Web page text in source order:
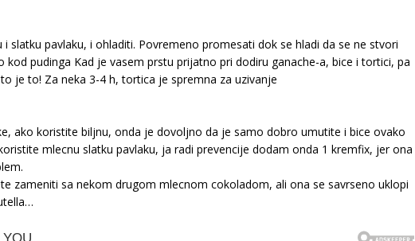
slatku pavlaku, i ohladiti. Povremeno promesati dok se hladi da se ne stvori
kod pudinga Kad je vasem prstu prijatno pri dodiru ganache-a, bice i tortici, pa
je to! Za neka 3-4 h, tortica je spremna za uzivanje
ako koristite biljnu, onda je dovoljno da je samo dobro umutite i bice ovako
mlecnu slatku pavlaku, ja radi prevencije dodam onda 1 kremfix, jer ona
zameniti sa nekom drugom mlecnom cokoladom, ali ona se savrseno uklopi